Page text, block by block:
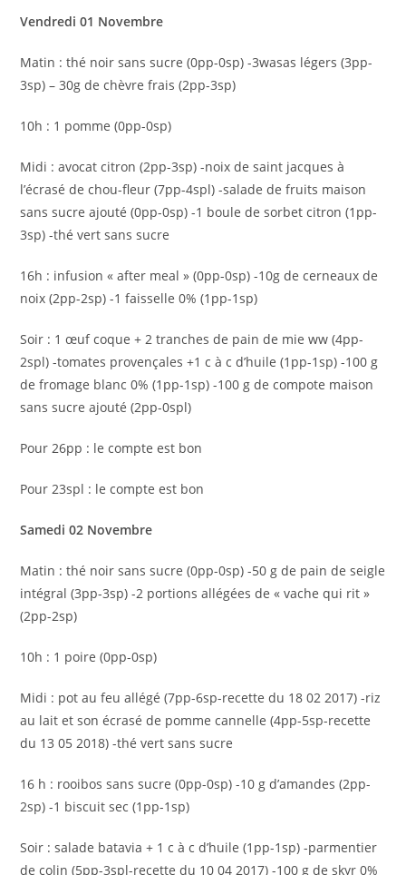
Vendredi 01 Novembre
Matin : thé noir sans sucre (0pp-0sp) -3wasas légers (3pp-
3sp) – 30g de chèvre frais (2pp-3sp)
10h : 1 pomme (0pp-0sp)
Midi : avocat citron (2pp-3sp) -noix de saint jacques à
l’écrasé de chou-fleur (7pp-4spl) -salade de fruits maison
sans sucre ajouté (0pp-0sp) -1 boule de sorbet citron (1pp-
3sp) -thé vert sans sucre
16h : infusion « after meal » (0pp-0sp) -10g de cerneaux de
noix (2pp-2sp) -1 faisselle 0% (1pp-1sp)
Soir : 1 œuf coque + 2 tranches de pain de mie ww (4pp-
2spl) -tomates provençales +1 c à c d’huile (1pp-1sp) -100 g
de fromage blanc 0% (1pp-1sp) -100 g de compote maison
sans sucre ajouté (2pp-0spl)
Pour 26pp : le compte est bon
Pour 23spl : le compte est bon
Samedi 02 Novembre
Matin : thé noir sans sucre (0pp-0sp) -50 g de pain de seigle
intégral (3pp-3sp) -2 portions allégées de « vache qui rit »
(2pp-2sp)
10h : 1 poire (0pp-0sp)
Midi : pot au feu allégé (7pp-6sp-recette du 18 02 2017) -riz
au lait et son écrasé de pomme cannelle (4pp-5sp-recette
du 13 05 2018) -thé vert sans sucre
16 h : rooibos sans sucre (0pp-0sp) -10 g d’amandes (2pp-
2sp) -1 biscuit sec (1pp-1sp)
Soir : salade batavia + 1 c à c d’huile (1pp-1sp) -parmentier
de colin (5pp-3spl-recette du 10 04 2017) -100 g de skyr 0%